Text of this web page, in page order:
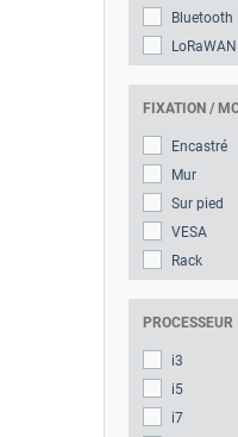
Bluetooth
LoRaWAN
FIXATION /
Encastré
Mur
Sur pied
VESA
Rack
PROCESSEUR
i3
i5
i7